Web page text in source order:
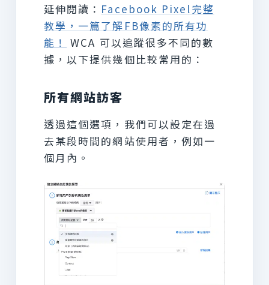
延伸閱讀： Facebook Pixel完整
教學，一篇了解FB像素的所有功
能！ WCA 可以追蹤很多不同的數
據，以下提供幾個比較常用的：
所有網站訪客
透過這個選項，我們可以設定在過
去某段時間的網站使用者，例如一
個月內。